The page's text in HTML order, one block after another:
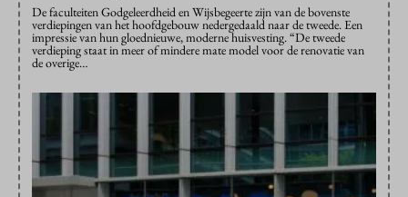
De faculteiten Godgeleerdheid en Wijsbegeerte zijn van de bovenste
verdiepingen van het hoofdgebouw nedergedaald naar de tweede. Een
impressie van hun gloednieuwe, moderne huisvesting. “De tweede
verdieping staat in meer of mindere mate model voor de renovatie van
de overige…